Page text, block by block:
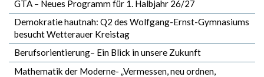
GTA – Neues Programm für 1. Halbjahr 26/27
Demokratie hautnah: Q2 des Wolfgang-Ernst-Gymnasiums
besucht Wetterauer Kreistag
Berufsorientierung– Ein Blick in unsere Zukunft
Mathematik der Moderne- „Vermessen, neu ordnen,